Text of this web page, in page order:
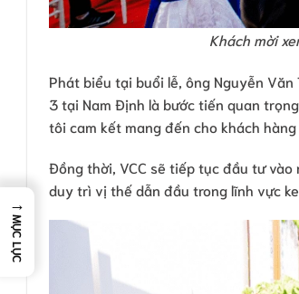
Khách mời
Phát biểu tại buổi lễ, ông Nguyễn
3 tại Nam Định là bước tiến quan
tôi cam kết mang đến cho khách
Đồng thời, VCC sẽ tiếp tục đầu tư
duy trì vị thế dẫn đầu trong lĩnh vực
→
MỤC LỤC